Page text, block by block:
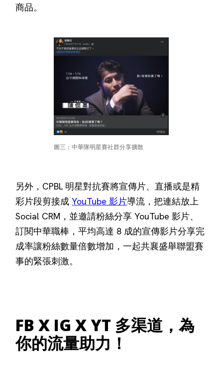
商品。
圖三：中華隊明星賽社群分享擴散
另外，CPBL 明星對抗賽將宣傳片、直播或是精
彩片段剪接成YouTube 影片導流，把連結放上
Social CRM，並邀請粉絲分享 YouTube 影片、
訂閱中華職棒，平均高達 8 成的宣傳影片分享完
成率讓粉絲數量倍數增加，一起共襄盛舉聯盟賽
事的緊張刺激。
FB X IG X YT 多渠道，為
你的流量助力！